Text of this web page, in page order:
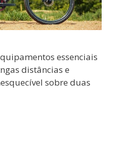
essenciais
distâncias e
sobre duas